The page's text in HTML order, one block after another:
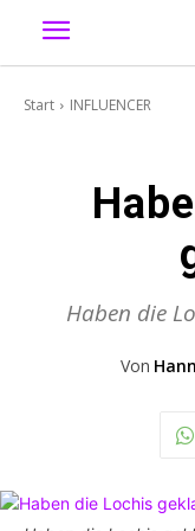
Start INFLUENCER
Haben die
Von